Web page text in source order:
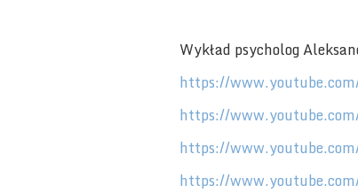
Wykład psycholog
https://
https://
https://
https://